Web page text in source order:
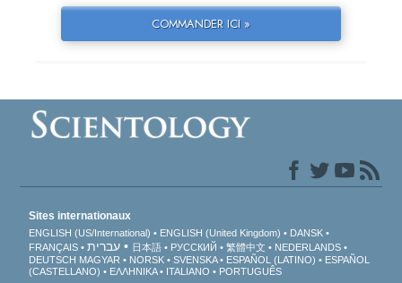
COMMANDER ICI »
Sites internationaux
ENGLISH (US/International) ENGLISH (United Kingdom)
DANSK
FRANÇAIS
עברית 日本語 РУССКИЙ 繁體中文
NEDERLANDS
DEUTSCH MAGYAR NORSK SVENSKA ESPAÑOL (LATINO)
ESPAÑOL
(CASTELLANO)
ΕΛΛΗΝΙΚA ITALIANO PORTUGUÊS